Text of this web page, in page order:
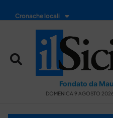
Cronache locali
Fondato da
DOMENICA 9 AGOSTO